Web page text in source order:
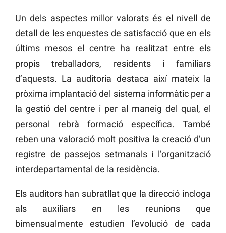
Un dels aspectes millor valorats és el nivell de
detall de les enquestes de satisfacció que en els
últims mesos el centre ha realitzat entre els
propis treballadors, residents i familiars
d’aquests. La auditoria destaca així mateix la
pròxima implantació del sistema informàtic per a
la gestió del centre i per al maneig del qual, el
personal rebrà formació específica. També
reben una valoració molt positiva la creació d’un
registre de passejos setmanals i l’organització
interdepartamental de la residència.
Els auditors han subratllat que la direcció incloga
als auxiliars en les reunions que
bimensualmente estudien l’evolució de cada